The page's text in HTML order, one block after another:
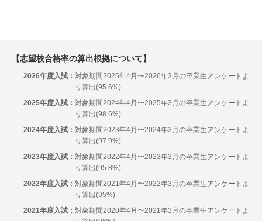
【志望校合格率の算出根拠について】
2026年度入試： 対象期間2025年4月〜2026年3月の卒業生アンケートよ
り算出(95.6%)
2025年度入試： 対象期間2024年4月〜2025年3月の卒業生アンケートよ
り算出(98.6%)
2024年度入試： 対象期間2023年4月〜2024年3月の卒業生アンケートよ
り算出(97.9%)
2023年度入試： 対象期間2022年4月〜2023年3月の卒業生アンケートよ
り算出(95.8%)
2022年度入試： 対象期間2021年4月〜2022年3月の卒業生アンケートよ
り算出(95%)
2021年度入試： 対象期間2020年4月〜2021年3月の卒業生アンケートよ